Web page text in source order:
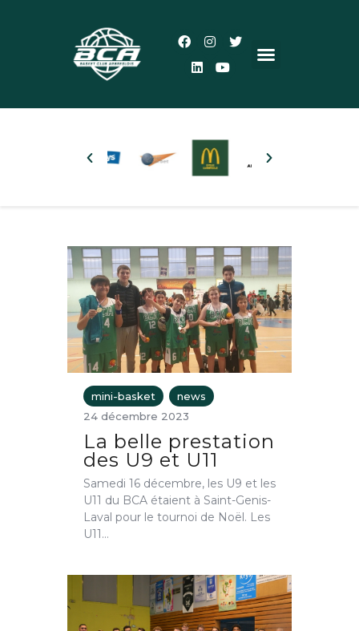
Accueil
Actualités
Autres pratiques
Partenaires
Boutique
Plus d’infos
mini-basket
news
24 décembre 2023
La belle prestation
des U9 et U11
Samedi 16 décembre, les U9 et les
U11 du BCA étaient à Saint-Genis-
Laval pour le tournoi de Noël. Les
U11…